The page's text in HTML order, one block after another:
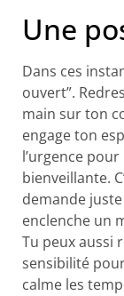
Une
Dans ces
ouvert”.
main sur ton
engage ton
l’urgence
bienveillante.
demande
enclenche un
Tu peux aussi
sensibilité
calme les